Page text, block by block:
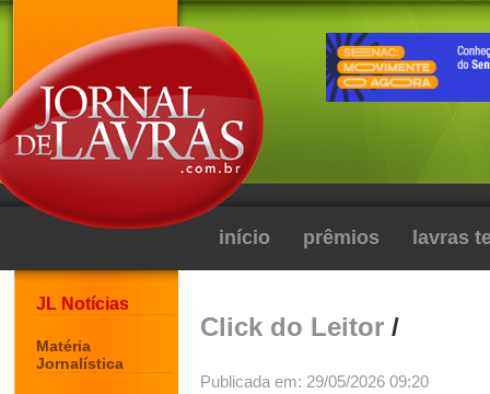
início prêmios lavras
JL Notícias
Matéria
Jornalística
Click do Leitor /
Publicada em: 29/05/2026 09:20